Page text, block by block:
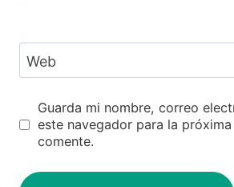
Web
Guarda mi nombre, correo
este navegador para la
comente.